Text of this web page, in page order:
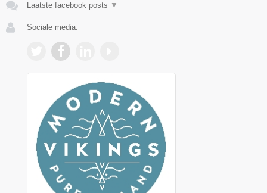
Laatste facebook posts ▼
Sociale media: